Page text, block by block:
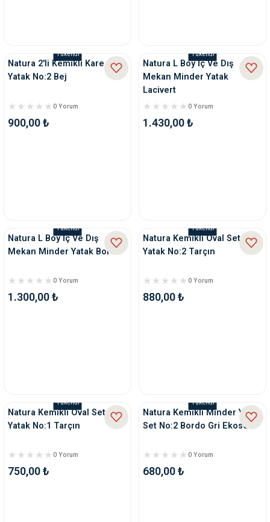
Tükendi
Natura 2'li Kemikli Kare Set
Yatak No:2 Bej
0 Yorum
900,00 ₺
Tükendi
Natura L Boy İç Ve Dış
Mekan Minder Yatak
Lacivert
0 Yorum
1.430,00 ₺
Tükendi
Natura L Boy İç Ve Dış
Mekan Minder Yatak Bordo
0 Yorum
1.300,00 ₺
Tükendi
Natura Kemikli Oval Set
Yatak No:2 Tarçın
0 Yorum
880,00 ₺
Tükendi
Natura Kemikli Oval Set
Yatak No:1 Tarçın
0 Yorum
750,00 ₺
Tükendi
Natura Kemikli Minder Yatak
Set No:2 Bordo Gri Ekose
0 Yorum
680,00 ₺